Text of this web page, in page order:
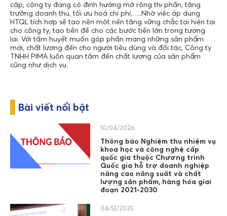
cập, công ty đang có định hướng mở rộng thị phần, tăng
trưởng doanh thu, tối ưu hoá chi phí,….Nhờ việc áp dụng
HTQL tích hợp sẽ tạo nên một nền tảng vững chắc tại hiện tại
cho công ty, tạo tiền đề cho các bước tiến lớn trong tương
lai. Với tấm huyết muốn góp phần mang những sản phẩm
mới, chất lượng đến cho người tiêu dùng và đối tác, Công ty
TNHH PIMA luôn quan tâm đến chất lượng của sản phẩm
cũng như dịch vụ.
Bài viết nổi bật
10/04/2026
Thông báo Nghiệm thu nhiệm vụ
khoa học và công nghệ cấp
quốc gia thuộc Chương trình
Quốc gia hỗ trợ doanh nghiệp
nâng cao năng suất và chất
lượng sản phẩm, hàng hóa giai
đoạn 2021-2030
04/12/2025